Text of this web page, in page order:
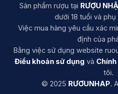
Sản phẩm rượu tại RƯỢU
dưới 18 tuổi và
Việc mua hàng yêu cầu xác
định của
Bằng việc sử dụng website
Điều khoản sử dụng và
tôi.
© 2025 RƯƠUNHAP.